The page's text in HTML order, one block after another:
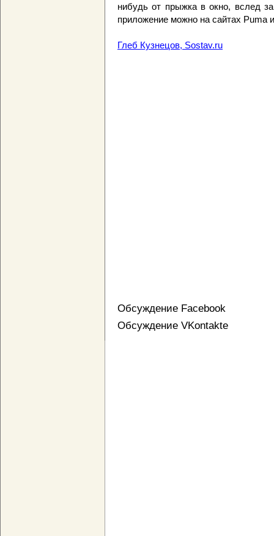
нибудь от прыжка в окно, вслед
приложение можно на сайтах Puma
Глеб Кузнецов, Sostav.ru
Обсуждение Facebook
Обсуждение VKontakte